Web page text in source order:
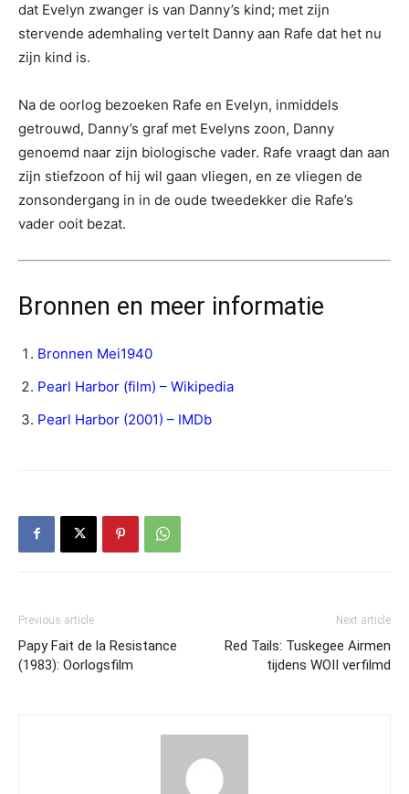
dat Evelyn zwanger is van Danny’s kind; met zijn
stervende ademhaling vertelt Danny aan Rafe dat het nu
zijn kind is.
Na de oorlog bezoeken Rafe en Evelyn, inmiddels
getrouwd, Danny’s graf met Evelyns zoon, Danny
genoemd naar zijn biologische vader. Rafe vraagt dan aan
zijn stiefzoon of hij wil gaan vliegen, en ze vliegen de
zonsondergang in in de oude tweedekker die Rafe’s
vader ooit bezat.
Bronnen en meer informatie
Bronnen Mei1940
Pearl Harbor (film) – Wikipedia
Pearl Harbor (2001) – IMDb
Previous article
Papy Fait de la Resistance
(1983): Oorlogsfilm
Next article
Red Tails: Tuskegee Airmen
tijdens WOII verfilmd